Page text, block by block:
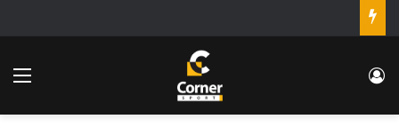
تسجيل الدخول